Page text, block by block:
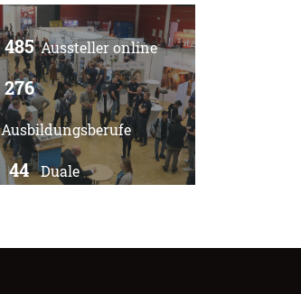
485Aussteller online
276
Ausbildungsberufe
44 Duale